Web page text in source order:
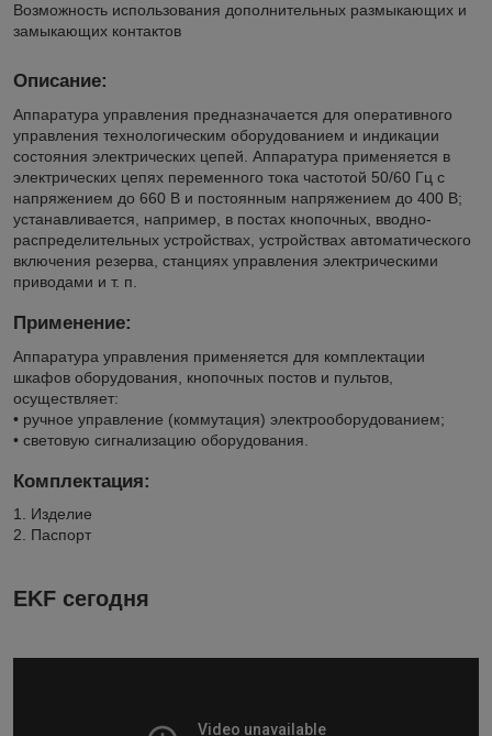
Возможность использования дополнительных размыкающих и
замыкающих контактов
Описание:
Аппаратура управления предназначается для оперативного
управления технологическим оборудованием и индикации
состояния электрических цепей. Аппаратура применяется в
электрических цепях переменного тока частотой 50/60 Гц с
напряжением до 660 В и постоянным напряжением до 400 В;
устанавливается, например, в постах кнопочных, вводно-
распределительных устройствах, устройствах автоматического
включения резерва, станциях управления электрическими
приводами и т. п.
Применение:
Аппаратура управления применяется для комплектации
шкафов оборудования, кнопочных постов и пультов,
осуществляет:
• ручное управление (коммутация) электрооборудованием;
• световую сигнализацию оборудования.
Комплектация:
1. Изделие
2. Паспорт
EKF сегодня